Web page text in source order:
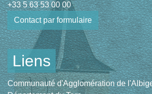
+33 5 63 53 00 00
Contact par formulaire
Liens
Communauté d'Agglomération de